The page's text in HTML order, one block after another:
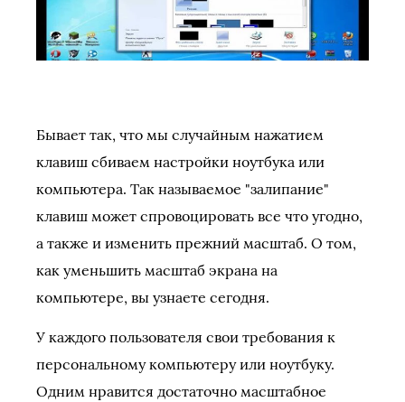
Бывает так, что мы случайным нажатием
клавиш сбиваем настройки ноутбука или
компьютера. Так называемое "залипание"
клавиш может спровоцировать все что угодно,
а также и изменить прежний масштаб. О том,
как уменьшить масштаб экрана на
компьютере, вы узнаете сегодня.
У каждого пользователя свои требования к
персональному компьютеру или ноутбуку.
Одним нравится достаточно масштабное